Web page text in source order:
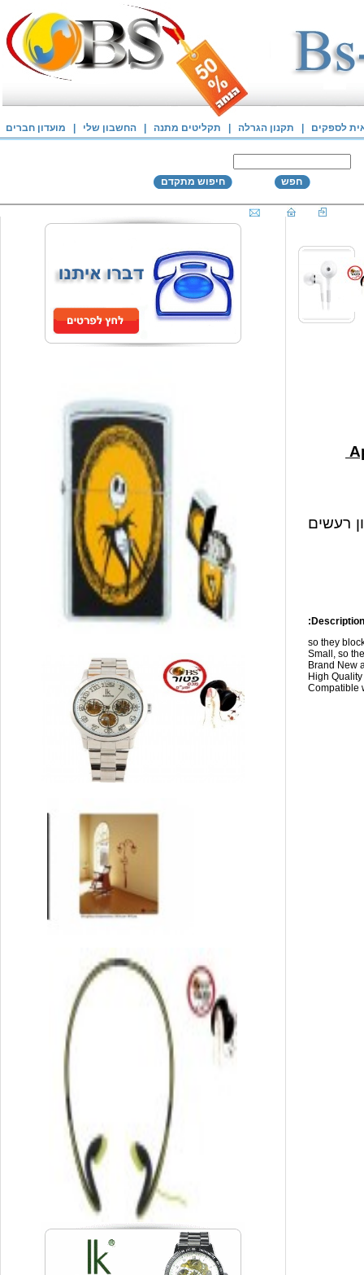
לספקים תקנון הגרלה תקליטים מתנה החשבון שלי מועדון חברים
חפש חיפוש מתקדם
רעשים
so they
Small, so
Brand New
High
Compatible